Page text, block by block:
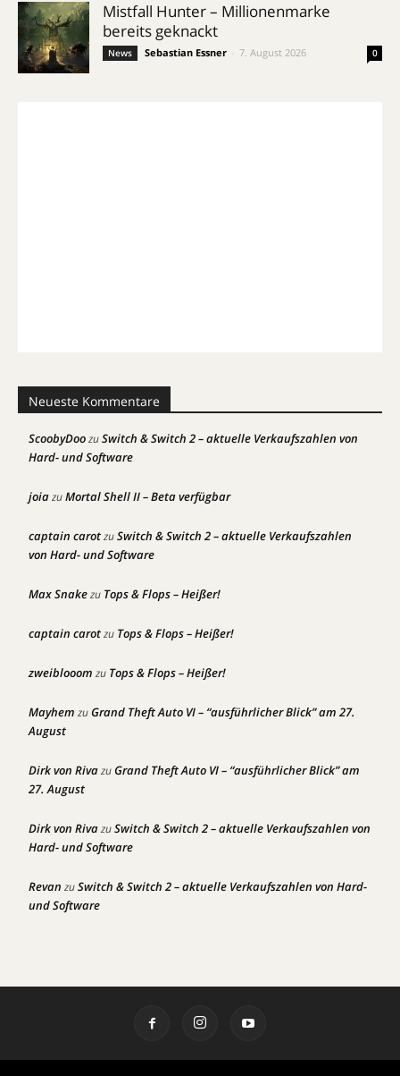
Mistfall Hunter – Millionenmarke
bereits geknackt
News Sebastian Essner 7. August 2026 0
Neueste Kommentare
ScoobyDoozuSwitch & Switch 2 – aktuelle Verkaufszahlen von
Hard- und Software
joiazuMortal Shell II – Beta verfügbar
captain carotzuSwitch & Switch 2 – aktuelle Verkaufszahlen
von Hard- und Software
Max Snakezu Tops & Flops – Heißer!
captain carotzu Tops & Flops – Heißer!
zweiblooom zu Tops & Flops – Heißer!
Mayhem zuGrand Theft Auto VI – “ausführlicher Blick” am 27.
August
Dirk von RivazuGrand Theft Auto VI – “ausführlicher Blick” am
27. August
Dirk von RivazuSwitch & Switch 2 – aktuelle Verkaufszahlen von
Hard- und Software
Revan zuSwitch & Switch 2 – aktuelle Verkaufszahlen von Hard-
und Software